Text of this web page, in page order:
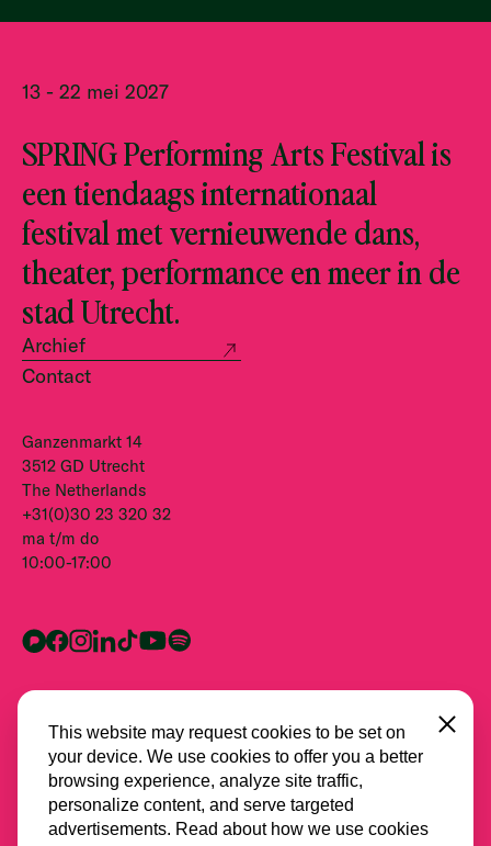
13 - 22 mei 2027
SPRING Performing Arts Festival is
een tiendaags internationaal
festival met vernieuwende dans,
theater, performance en meer in de
stad Utrecht.
Archief
Contact
Ganzenmarkt 14
3512 GD Utrecht
The Netherlands
+31(0)30 23 320 32
ma t/m do
10:00-17:00
This website may request cookies to be set on
your device. We use cookies to offer you a better
browsing experience, analyze site traffic,
personalize content, and serve targeted
advertisements. Read about how we use cookies
Close